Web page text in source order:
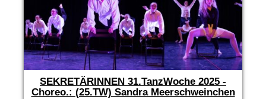
SEKRETÄRINNEN 31.TanzWoche 2025 -
Choreo.: (25.TW) Sandra Meerschweinchen